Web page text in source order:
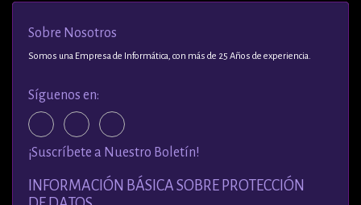
Sobre Nosotros
Somos una Empresa de Informática, con más de 25 Años de experiencia.
Síguenos en:
¡Suscríbete a Nuestro Boletín!
INFORMACIÓN BÁSICA SOBRE PROTECCIÓN